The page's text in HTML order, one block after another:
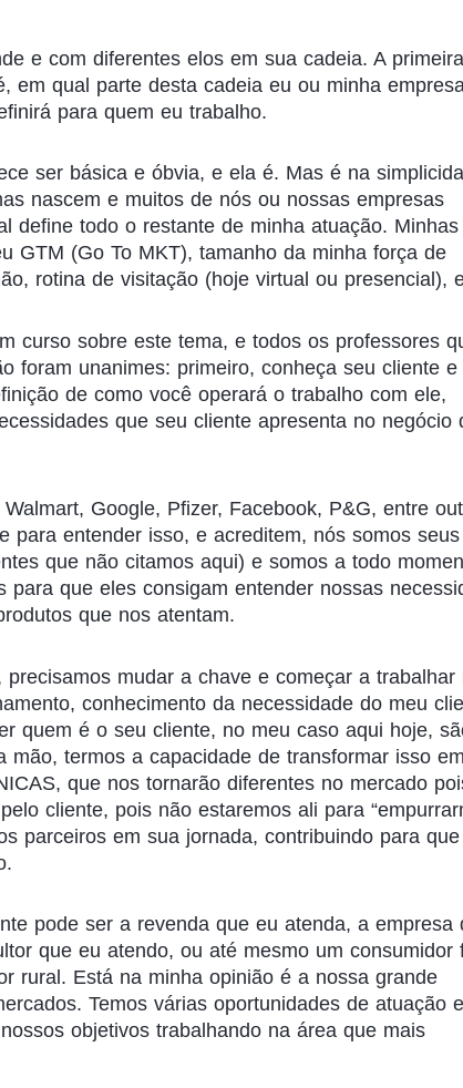
e com diferentes elos em sua cadeia. A primeira
em qual parte desta cadeia eu ou minha empresa
para quem eu trabalho.
ser básica e óbvia, e ela é. Mas é na
nascem e muitos de nós ou nossas empresas
define todo o restante de minha atuação. Minhas
GTM (Go To MKT), tamanho da minha força de
rotina de visitação (hoje virtual ou presencial),
curso sobre este tema, e todos os professores
foram unanimes: primeiro, conheça seu cliente e
de como você operará o trabalho com ele,
que seu cliente apresenta no negócio
Google, Pfizer, Facebook, P&G, entre
para entender isso, e acreditem, nós somos seus
que não citamos aqui) e somos a todo
para que eles consigam entender nossas
que nos atentam.
mudar a chave e começar a trabalhar
conhecimento da necessidade do meu
quem é o seu cliente, no meu caso aqui hoje,
mão, termos a capacidade de transformar isso em
que nos tornarão diferentes no mercado
cliente, pois não estaremos ali para
parceiros em sua jornada, contribuindo para
pode ser a revenda que eu atenda, a empresa
que eu atendo, ou até mesmo um consumidor
rural. Está na minha opinião é a nossa grande
Temos várias oportunidades de atuação e
objetivos trabalhando na área que mais